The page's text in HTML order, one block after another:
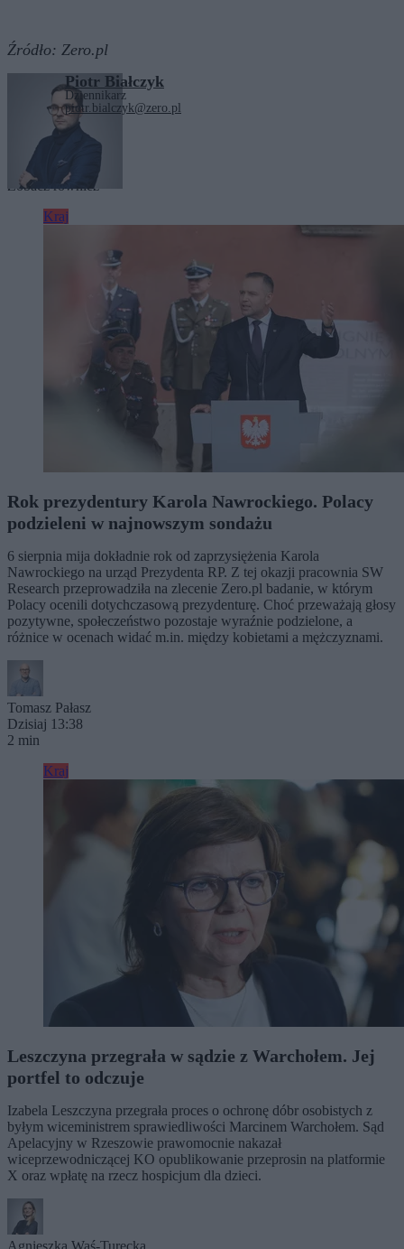
Źródło: Zero.pl
Piotr Białczyk
Dziennikarz
piotr.bialczyk@zero.pl
Tagi: Andrzej Szejna
Zobacz również
Kraj
Rok prezydentury Karola Nawrockiego. Polacy
podzieleni w najnowszym sondażu
6 sierpnia mija dokładnie rok od zaprzysiężenia Karola
Nawrockiego na urząd Prezydenta RP. Z tej okazji pracownia SW
Research przeprowadziła na zlecenie Zero.pl badanie, w którym
Polacy ocenili dotychczasową prezydenturę. Choć przeważają głosy
pozytywne, społeczeństwo pozostaje wyraźnie podzielone, a
różnice w ocenach widać m.in. między kobietami a mężczyznami.
Tomasz Pałasz
Dzisiaj 13:38
2 min
Kraj
Leszczyna przegrała w sądzie z Warchołem. Jej
portfel to odczuje
Izabela Leszczyna przegrała proces o ochronę dóbr osobistych z
byłym wiceministrem sprawiedliwości Marcinem Warchołem. Sąd
Apelacyjny w Rzeszowie prawomocnie nakazał
wiceprzewodniczącej KO opublikowanie przeprosin na platformie
X oraz wpłatę na rzecz hospicjum dla dzieci.